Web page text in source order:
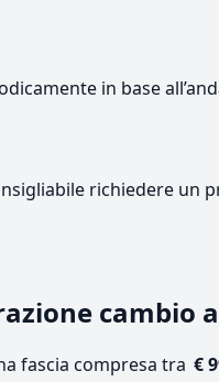
in base
richiedere un
cambio a
fascia compresa tra €